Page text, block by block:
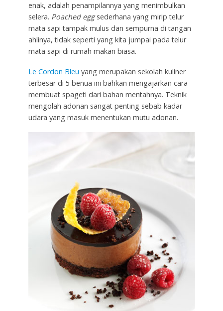
enak, adalah penampilannya yang menimbulkan
selera. Poached eggsederhana yang mirip telur
mata sapi tampak mulus dan sempurna di tangan
ahlinya, tidak seperti yang kita jumpai pada telur
mata sapi di rumah makan biasa.
Le Cordon Bleu yang merupakan sekolah kuliner
terbesar di 5 benua ini bahkan mengajarkan cara
membuat spageti dari bahan mentahnya. Teknik
mengolah adonan sangat penting sebab kadar
udara yang masuk menentukan mutu adonan.